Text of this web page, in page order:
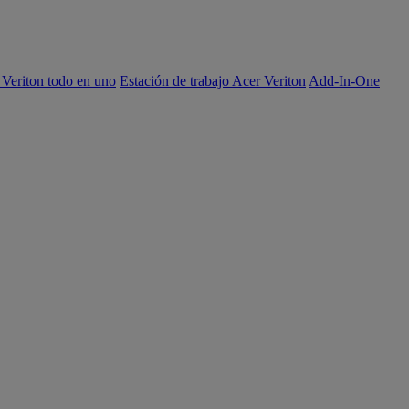
todo en uno Estación de trabajo Acer Veriton Add-In-One